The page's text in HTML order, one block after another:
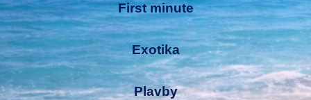
First minute
Exotika
Plavby